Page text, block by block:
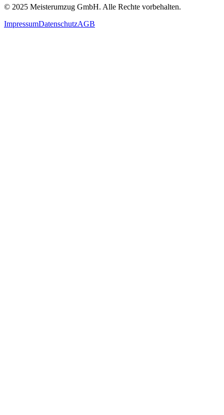
© 2025 Meisterumzug GmbH. Alle Rechte vorbehalten.
ImpressumDatenschutzAGB